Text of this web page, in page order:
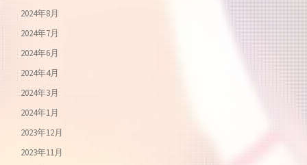
2024年8月
2024年7月
2024年6月
2024年4月
2024年3月
2024年1月
2023年12月
2023年11月